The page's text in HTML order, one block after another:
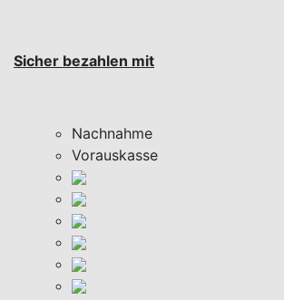
Sicher bezahlen mit
Nachnahme
Vorauskasse